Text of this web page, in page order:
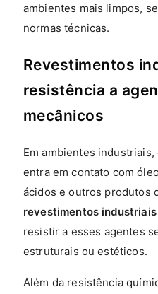
ambientes mais limpos,
normas técnicas.
Revestimentos
resistência a
mecânicos
Em ambientes
entra em contato com
ácidos e outros produtos
revestimentos industriais
resistir a esses agentes
estruturais ou estéticos.
Além da resistência